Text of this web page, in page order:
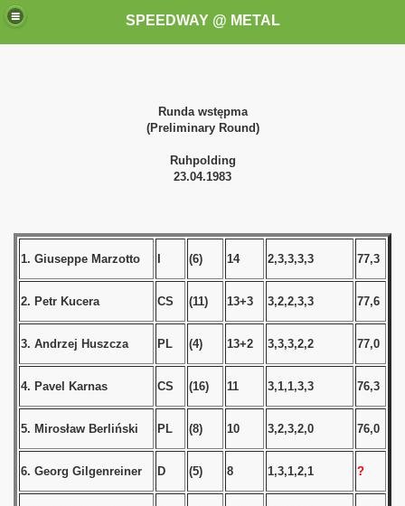
SPEEDWAY @ METAL
Runda wstępma
(Preliminary Round)
Ruhpolding
23.04.1983
1. Giuseppe Marzotto (6) 14 2,3,3,3,3 77,3
2. Petr Kucera CS (11) 13+3 3,2,2,3,3 77,6
3. Andrzej Huszcza PL (4) 13+2 3,3,3,2,2 77,0
4. Pavel Karnas CS (16) 11 3,1,1,3,3 76,3
5. Mirosław Berliński PL (8) 10 3,2,3,2,0 76,0
6. Georg Gilgenreiner D (5) 8 1,3,1,2,1 ?
1946